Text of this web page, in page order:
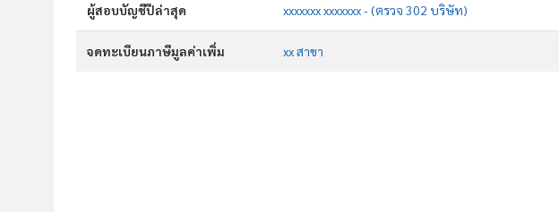
ผู้สอบบัญชีปีล่าสุด xxxxxxx xxxxxxx - (ตรวจ 302 บริษัท)
จดทะเบียนภาษีมูลค่าเพิ่ม xx สาขา